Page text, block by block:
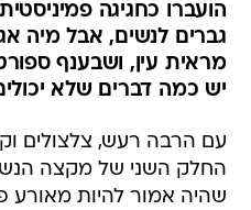
הועברו כחגיגה פמיניסטית
גברים לנשים, אבל מיה
מראית עין, ושבענף
יש כמה דברים שלא
עם הרבה רעש, צלצולים
החלק השני של מקצה
שהיה אמור להיות מאורע